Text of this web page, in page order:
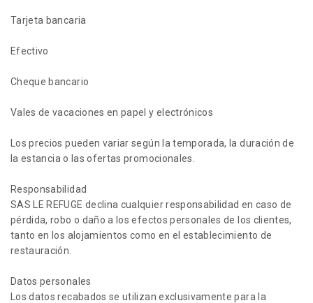
Tarjeta bancaria
Efectivo
Cheque bancario
Vales de vacaciones en papel y electrónicos
Los precios pueden variar según la temporada, la duración de
la estancia o las ofertas promocionales.
Responsabilidad
SAS LE REFUGE declina cualquier responsabilidad en caso de
pérdida, robo o daño a los efectos personales de los clientes,
tanto en los alojamientos como en el establecimiento de
restauración.
Datos personales
Los datos recabados se utilizan exclusivamente para la